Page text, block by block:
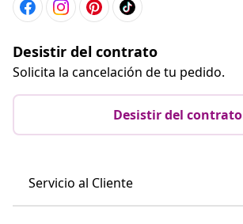
Desistir del contrato
Solicita la cancelación de tu pedido.
Desistir del contrato
Servicio al Cliente